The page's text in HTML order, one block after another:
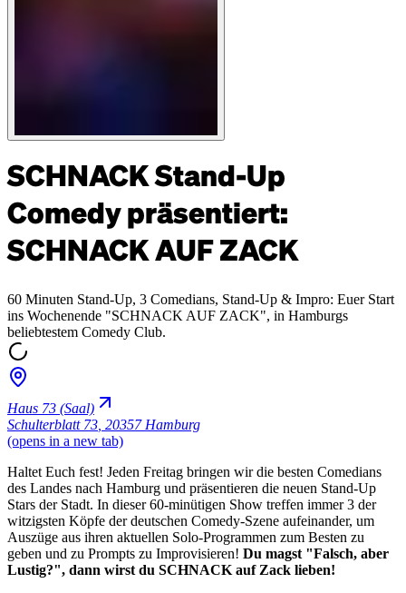
SCHNACK Stand-Up
Comedy präsentiert:
SCHNACK AUF ZACK
60 Minuten Stand-Up, 3 Comedians, Stand-Up & Impro: Euer Start
ins Wochenende "SCHNACK AUF ZACK", in Hamburgs
beliebtestem Comedy Club.
Haus 73 (Saal)
Schulterblatt 73 20357 Hamburg
(opens in a new tab)
Haltet Euch fest! Jeden Freitag bringen wir die besten Comedians
des Landes nach Hamburg und präsentieren die neuen Stand-Up
Stars der Stadt. In dieser 60-minütigen Show treffen immer 3 der
witzigsten Köpfe der deutschen Comedy-Szene aufeinander, um
Auszüge aus ihren aktuellen Solo-Programmen zum Besten zu
geben und zu Prompts zu Improvisieren! Du magst "Falsch, aber
Lustig?", dann wirst du SCHNACK auf Zack lieben!